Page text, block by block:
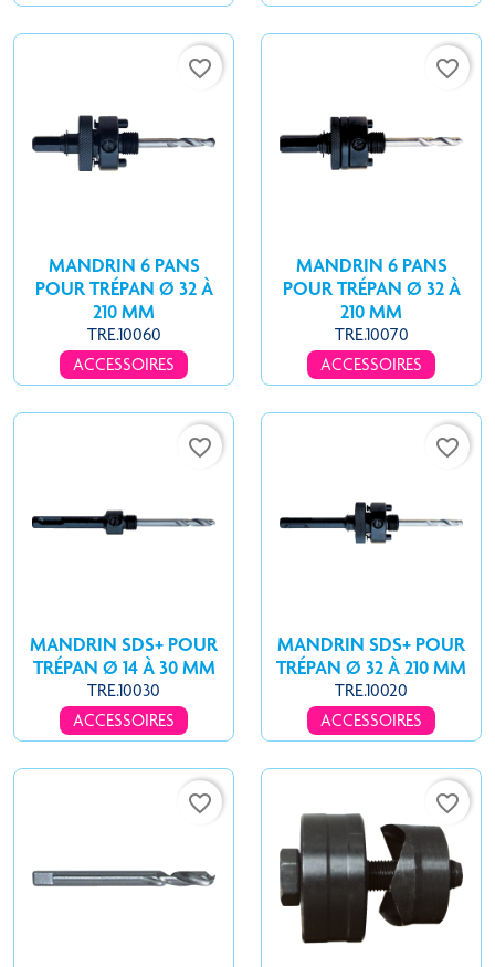
favorite_border
MANDRIN 6 PANS
POUR TRÉPAN Ø 32 À
210 MM
TRE.10060
ACCESSOIRES
favorite_border
MANDRIN 6 PANS
POUR TRÉPAN Ø 32 À
210 MM
TRE.10070
ACCESSOIRES
favorite_border
MANDRIN SDS+ POUR
TRÉPAN Ø 14 À 30 MM
TRE.10030
ACCESSOIRES
favorite_border
MANDRIN SDS+ POUR
TRÉPAN Ø 32 À 210 MM
TRE.10020
ACCESSOIRES
favorite_border favorite_border